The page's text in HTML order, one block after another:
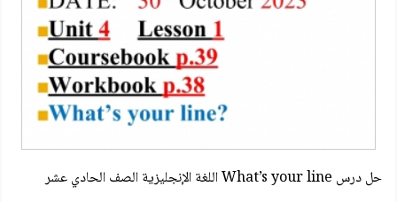
حل درس What’s your line اللغة الإنجليزية الصف الحادي عشر